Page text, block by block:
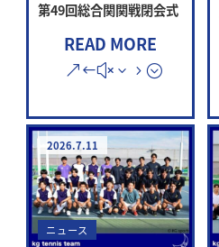
第49回総合関関戦閉会式
READ MORE
2026.7.11
ニュース